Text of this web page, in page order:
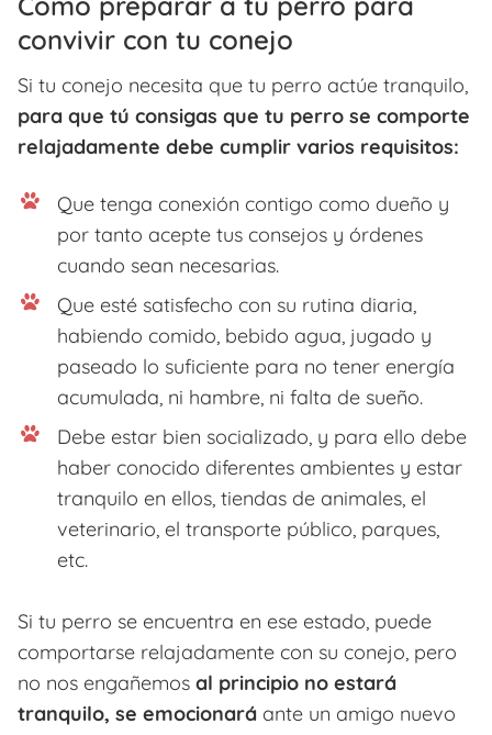
convivir con tu conejo
Si tu conejo necesita que tu perro actúe tranquilo,
para que tú consigas que tu perro se comporte
relajadamente debe cumplir varios requisitos:
Que tenga conexión contigo como dueño y
por tanto acepte tus consejos y órdenes
cuando sean necesarias.
Que esté satisfecho con su rutina diaria,
habiendo comido, bebido agua, jugado y
paseado lo suficiente para no tener energía
acumulada, ni hambre, ni falta de sueño.
Debe estar bien socializado, y para ello debe
haber conocido diferentes ambientes y estar
tranquilo en ellos, tiendas de animales, el
veterinario, el transporte público, parques,
etc.
Si tu perro se encuentra en ese estado, puede
comportarse relajadamente con su conejo, pero
no nos engañemos al principio no estará
tranquilo, se emocionará ante un amigo nuevo